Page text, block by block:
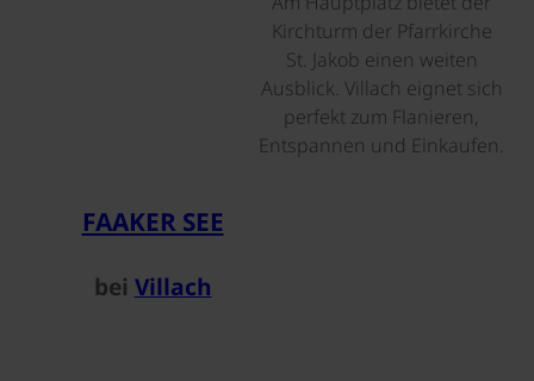
Kirchturm der Pfarrkirche
St. Jakob einen weiten
Ausblick. Villach eignet sich
perfekt zum Flanieren,
Entspannen und Einkaufen.
FAAKER SEE
bei Villach